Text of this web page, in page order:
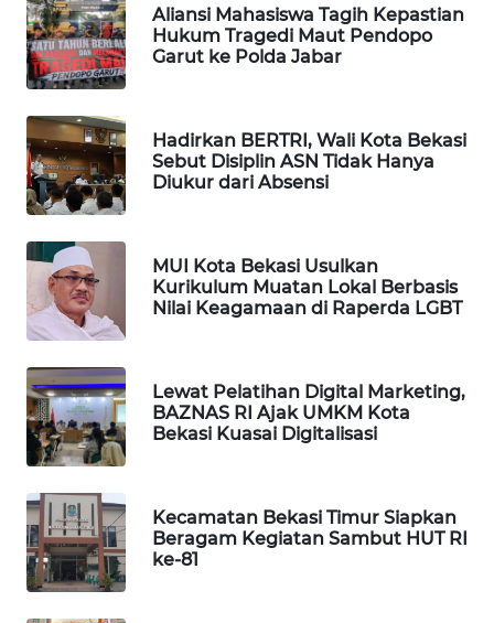
Aliansi Mahasiswa Tagih Kepastian
Hukum Tragedi Maut Pendopo
Garut ke Polda Jabar
Hadirkan BERTRI, Wali Kota Bekasi
Sebut Disiplin ASN Tidak Hanya
Diukur dari Absensi
MUI Kota Bekasi Usulkan
Kurikulum Muatan Lokal Berbasis
Nilai Keagamaan di Raperda LGBT
Lewat Pelatihan Digital Marketing,
BAZNAS RI Ajak UMKM Kota
Bekasi Kuasai Digitalisasi
Kecamatan Bekasi Timur Siapkan
Beragam Kegiatan Sambut HUT RI
ke-81
PORTAL
KONSUMEN
FORWAMKI
ALPERKLINAS
FORJASIDA
TAMBANG
NEWS
SITUNGIR
NEWS
SIDIKALANG
NEWS
SIBARAGAS
NEWS